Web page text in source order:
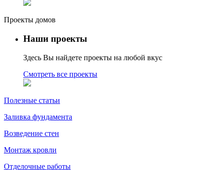
Проекты домов
Наши проекты
Здесь Вы найдете проекты на любой вкус
Смотреть все проекты
Полезные статьи
Заливка фундамента
Возведение стен
Монтаж кровли
Отделочные работы